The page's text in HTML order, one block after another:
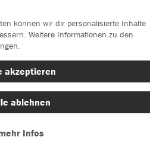
Kinder
können wir dir personalisierte Inhalte
Weitere Informationen zu den
akzeptieren
ablehnen
Infos